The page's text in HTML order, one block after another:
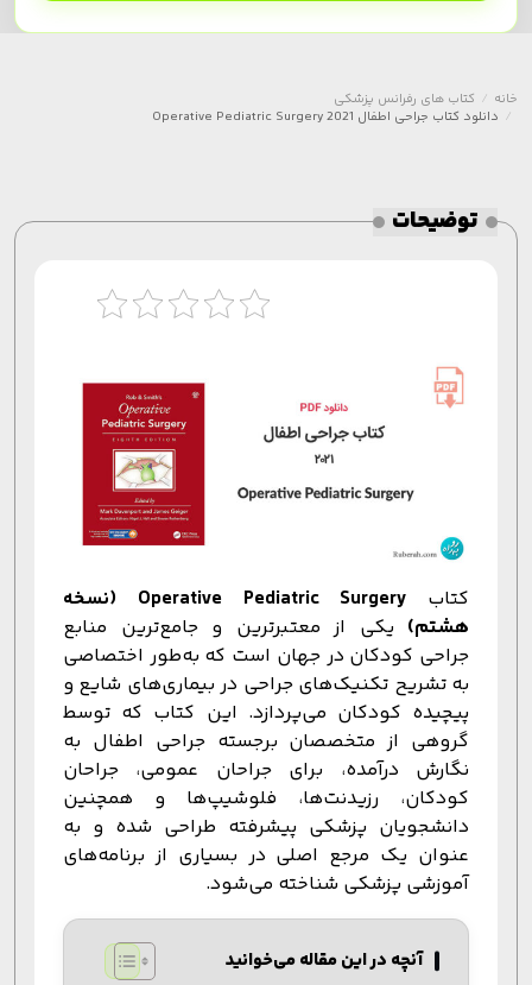
خانه
کتاب های رفرانس پزشکی
دانلود کتاب جراحی اطفال 2021 Operative Pediatric Surgery
توضیحات
کتاب
Operative Pediatric Surgery (نسخه
هشتم) یکی از معتبرترین و جامع‌ترین منابع
جراحی کودکان در جهان است که به‌طور اختصاصی
به تشریح تکنیک‌های جراحی در بیماری‌های شایع و
پیچیده کودکان می‌پردازد. این کتاب که توسط
گروهی از متخصصان برجسته جراحی اطفال به
نگارش درآمده، برای جراحان عمومی، جراحان
کودکان، رزیدنت‌ها، فلوشیپ‌ها و همچنین
دانشجویان پزشکی پیشرفته طراحی شده و به
عنوان یک مرجع اصلی در بسیاری از برنامه‌های
آموزشی پزشکی شناخته می‌شود.
آنچه در این مقاله می‌خوانید